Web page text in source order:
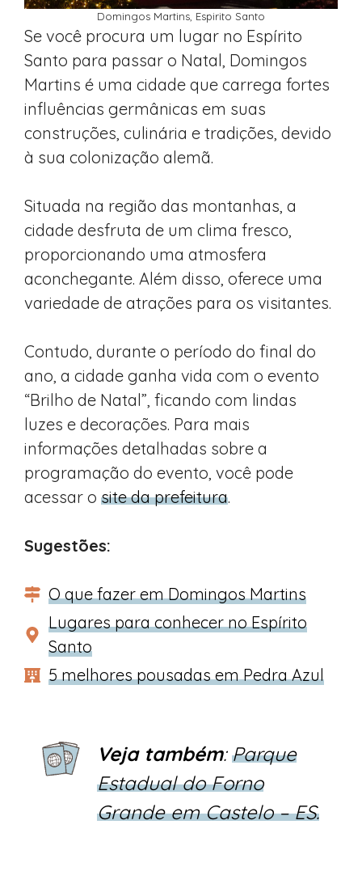
Domingos Martins, Espirito Santo
Se você procura um lugar no Espírito
Santo para passar o Natal, Domingos
Martins é uma cidade que carrega fortes
influências germânicas em suas
construções, culinária e tradições, devido
à sua colonização alemã.
Situada na região das montanhas, a
cidade desfruta de um clima fresco,
proporcionando uma atmosfera
aconchegante. Além disso, oferece uma
variedade de atrações para os visitantes.
Contudo, durante o período do final do
ano, a cidade ganha vida com o evento
“Brilho de Natal”, ficando com lindas
luzes e decorações. Para mais
informações detalhadas sobre a
programação do evento, você pode
acessar o site da prefeitura.
Sugestões:
O que fazer em Domingos Martins
Lugares para conhecer no Espírito
Santo
5 melhores pousadas em Pedra Azul
Veja também:Parque
Estadual do Forno
Grande em Castelo – ES.